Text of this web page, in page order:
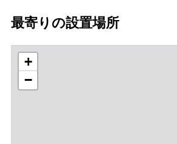
最寄りの設置場所
+
−